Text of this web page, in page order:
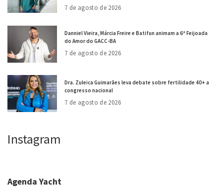
7 de agosto de 2026
Danniel Vieira, Márcia Freire e Batifun animam a 6ª Feijoada
do Amor do GACC-BA
7 de agosto de 2026
Dra. Zuleica Guimarães leva debate sobre fertilidade 40+ a
congresso nacional
7 de agosto de 2026
Instagram
Agenda Yacht